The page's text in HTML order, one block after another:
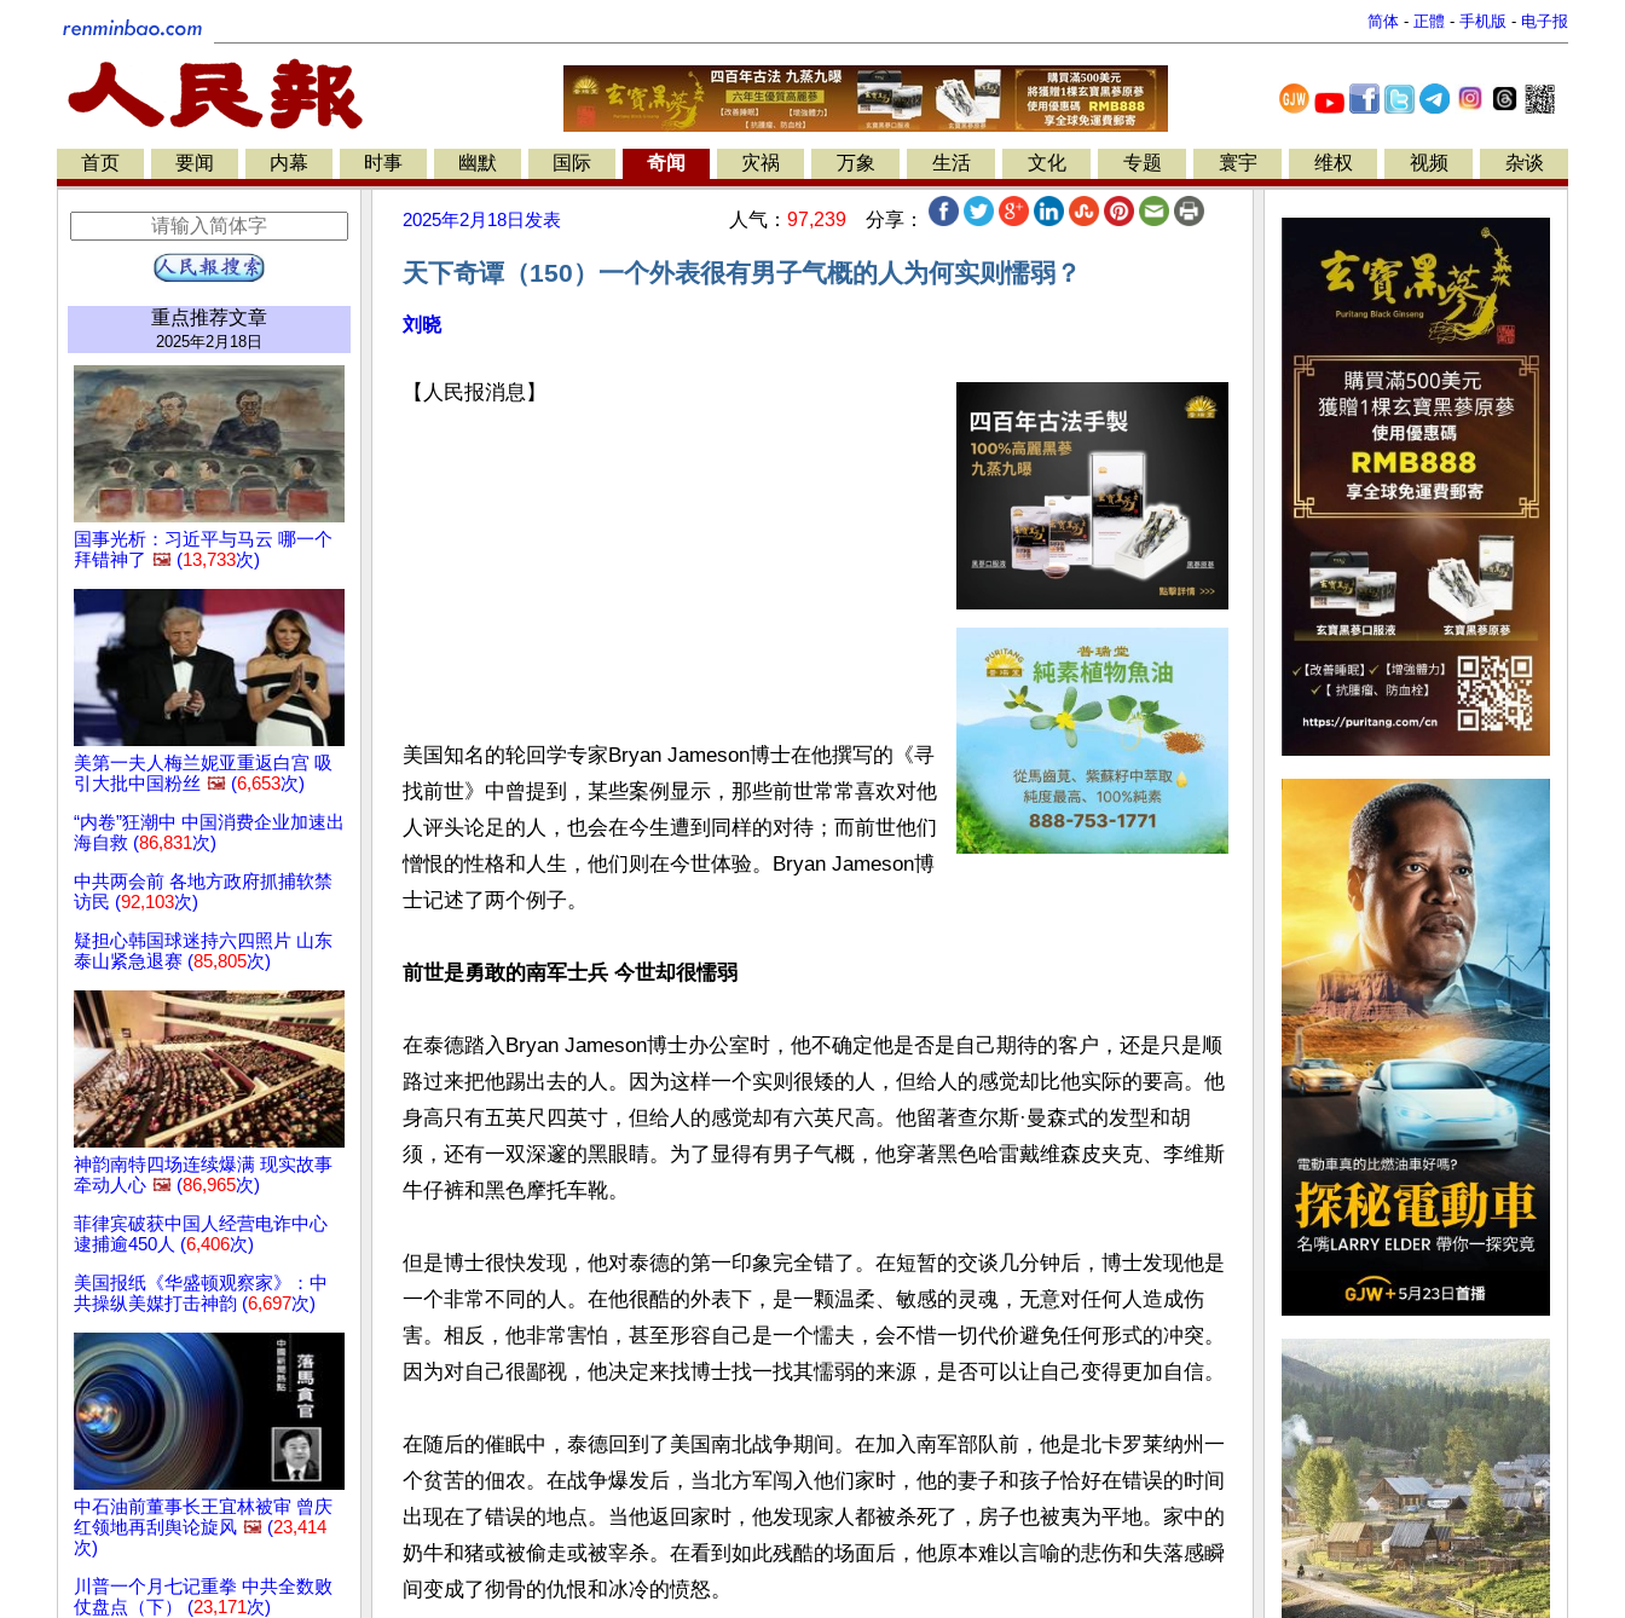
简体 - 正體 - 手机版 - 电子报
首页 要闻 内幕 时事 幽默 国际 奇闻 灾祸 万象 生活 文化 专题 寰宇 维权 视频 杂谈
重点推荐文章
2025年2月18日
国事光析：习近平与马云 哪一个
拜错神了 🖼️ (13,733次)
美第一夫人梅兰妮亚重返白宫 吸
引大批中国粉丝 🖼️ (6,653次)
“内卷”狂潮中 中国消费企业加速出
海自救 (86,831次)
中共两会前 各地方政府抓捕软禁
访民 (92,103次)
疑担心韩国球迷持六四照片 山东
泰山紧急退赛 (85,805次)
神韵南特四场连续爆满 现实故事
牵动人心 🖼️ (86,965次)
菲律宾破获中国人经营电诈中心
逮捕逾450人 (6,406次)
美国报纸《华盛顿观察家》：中
共操纵美媒打击神韵 (6,697次)
中石油前董事长王宜林被审 曾庆
红领地再刮舆论旋风 🖼️ (23,414
次)
川普一个月七记重拳 中共全数败
仗盘点（下） (23,171次)
2025年2月18日 发表 人气： 97,239 分享：
天下奇谭（150）一个外表很有男子气概的人为何实则懦弱？
刘晓
【人民报消息】
美国知名的轮回学专家Bryan Jameson博士在他撰写的《寻
找前世》中曾提到，某些案例显示，那些前世常常喜欢对他
人评头论足的人，也会在今生遭到同样的对待；而前世他们
憎恨的性格和人生，他们则在今世体验。Bryan Jameson博
士记述了两个例子。
前世是勇敢的南军士兵 今世却很懦弱
在泰德踏入Bryan Jameson博士办公室时，他不确定他是否是自己期待的客户，还是只是顺
路过来把他踢出去的人。因为这样一个实则很矮的人，但给人的感觉却比他实际的要高。他
身高只有五英尺四英寸，但给人的感觉却有六英尺高。他留著查尔斯·曼森式的发型和胡
须，还有一双深邃的黑眼睛。为了显得有男子气概，他穿著黑色哈雷戴维森皮夹克、李维斯
牛仔裤和黑色摩托车靴。
但是博士很快发现，他对泰德的第一印象完全错了。在短暂的交谈几分钟后，博士发现他是
一个非常不同的人。在他很酷的外表下，是一颗温柔、敏感的灵魂，无意对任何人造成伤
害。相反，他非常害怕，甚至形容自己是一个懦夫，会不惜一切代价避免任何形式的冲突。
因为对自己很鄙视，他决定来找博士找一找其懦弱的来源，是否可以让自己变得更加自信。
在随后的催眠中，泰德回到了美国南北战争期间。在加入南军部队前，他是北卡罗莱纳州一
个贫苦的佃农。在战争爆发后，当北方军闯入他们家时，他的妻子和孩子恰好在错误的时间
出现在了错误的地点。当他返回家时，他发现家人都被杀死了，房子也被夷为平地。家中的
奶牛和猪或被偷走或被宰杀。在看到如此残酷的场面后，他原本难以言喻的悲伤和失落感瞬
间变成了彻骨的仇恨和冰冷的愤怒。